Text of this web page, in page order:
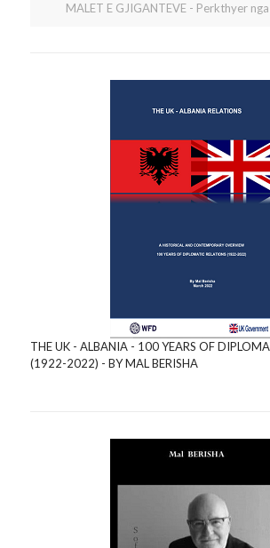
MALET E GJIGANTEVE - Perkthyer
THE UK - ALBANIA - 100 YEARS OF
(1922-2022) - BY MAL BERISHA